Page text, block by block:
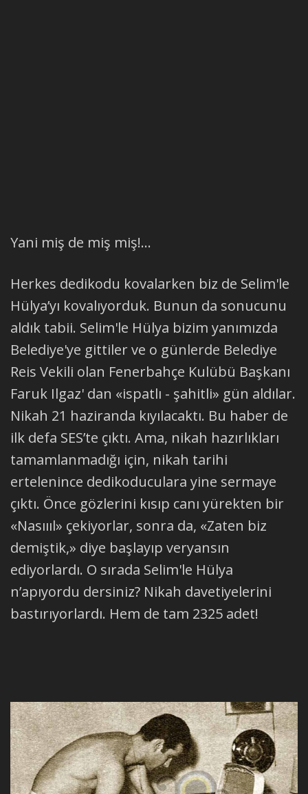
Yani miş de miş miş!...
Herkes dedikodu kovalarken biz de Selim'le
Hülya’yı kovalıyorduk. Bunun da sonucunu
aldık tabii. Selim'le Hülya bizim yanımızda
Belediye'ye gittiler ve o günlerde Belediye
Reis Vekili olan Fenerbahçe Kulübü Başkanı
Faruk Ilgaz' dan «ispatlı - şahitli» gün aldılar.
Nikah 21 haziranda kıyılacaktı. Bu haber de
ilk defa SES’te çıktı. Ama, nikah hazırlıkları
tamamlanmadığı için, nikah tarihi
ertelenince dedikoduculara yine sermaye
çıktı. Önce gözlerini kısıp canı yürekten bir
«Nasıııl» çekiyorlar, sonra da, «Zaten biz
demiştik,» diye başlayıp veryansın
ediyorlardı. O sırada Selim'le Hülya
n’apıyordu dersiniz? Nikah davetiyelerini
bastırıyorlardı. Hem de tam 2325 adet!